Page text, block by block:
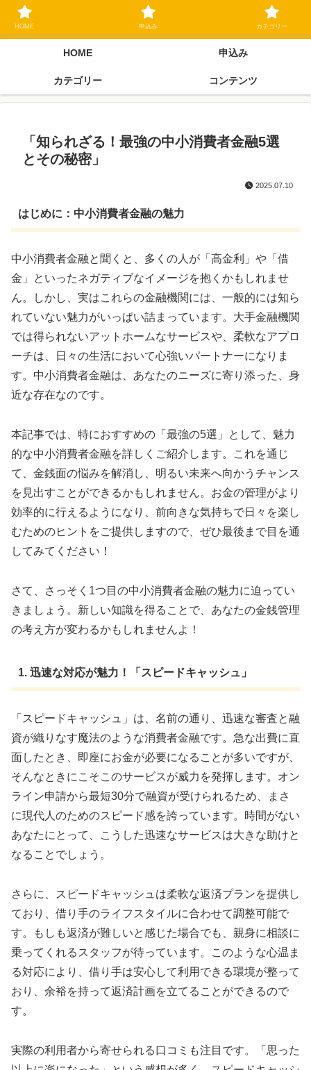
ブラックリスト長期延滞中でもOK 独自審査フリーローン 在籍確認なしの街
金クローネにご相談ください
HOME 申込み
カテゴリー コンテンツ
「知られざる！最強の中小消費者金融5選
とその秘密」
2025.07.10
はじめに：中小消費者金融の魅力
中小消費者金融と聞くと、多くの人が「高金利」や「借
金」といったネガティブなイメージを抱くかもしれませ
ん。しかし、実はこれらの金融機関には、一般的には知ら
れていない魅力がいっぱい詰まっています。大手金融機関
では得られないアットホームなサービスや、柔軟なアプロ
ーチは、日々の生活において心強いパートナーになりま
す。中小消費者金融は、あなたのニーズに寄り添った、身
近な存在なのです。
本記事では、特におすすめの「最強の5選」として、魅力
的な中小消費者金融を詳しくご紹介します。これを通じ
て、金銭面の悩みを解消し、明るい未来へ向かうチャンス
を見出すことができるかもしれません。お金の管理がより
効率的に行えるようになり、前向きな気持ちで日々を楽し
むためのヒントをご提供しますので、ぜひ最後まで目を通
してみてください！
さて、さっそく1つ目の中小消費者金融の魅力に迫ってい
きましょう。新しい知識を得ることで、あなたの金銭管理
の考え方が変わるかもしれませんよ！
1. 迅速な対応が魅力！「スピードキャッシュ」
「スピードキャッシュ」は、名前の通り、迅速な審査と融
資が織りなす魔法のような消費者金融です。急な出費に直
面したとき、即座にお金が必要になることが多いですが、
そんなときにこそこのサービスが威力を発揮します。オン
ライン申請から最短30分で融資が受けられるため、まさ
に現代人のためのスピード感を誇っています。時間がない
あなたにとって、こうした迅速なサービスは大きな助けと
なることでしょう。
さらに、スピードキャッシュは柔軟な返済プランを提供し
ており、借り手のライフスタイルに合わせて調整可能で
す。もしも返済が難しいと感じた場合でも、親身に相談に
乗ってくれるスタッフが待っています。このような心温ま
る対応により、借り手は安心して利用できる環境が整って
おり、余裕を持って返済計画を立てることができるので
す。
実際の利用者から寄せられる口コミも注目です。「思った
HOME 申込み カテゴリー